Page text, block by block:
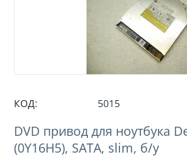
КОД: 5015
DVD привод для ноутбука
(0Y16H5), SATA, slim, б/у